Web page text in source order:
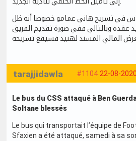
أس في تسريح هاني عمامو خصوصا أنه ظل
عقده وبالتالي ففي صورة تقديم الفريق
#1104 22-08-
tarajjidawla
Le bus du CSS attaqué à Ben
Soltane blessés
Le bus qui transportait l’équipe de
Sfaxien a été attaqué, samedi à sa